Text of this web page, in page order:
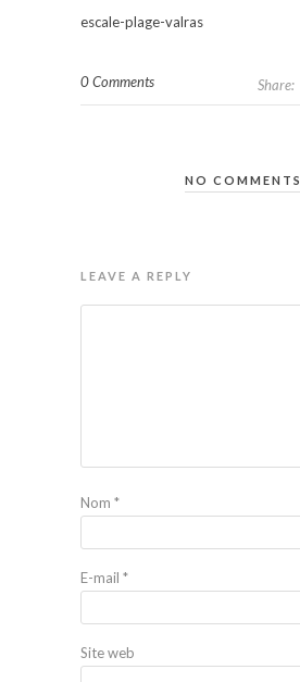
escale-plage-valras
0 Comments Share:
NO COMMENTS
LEAVE A REPLY
Nom *
E-mail *
Site web